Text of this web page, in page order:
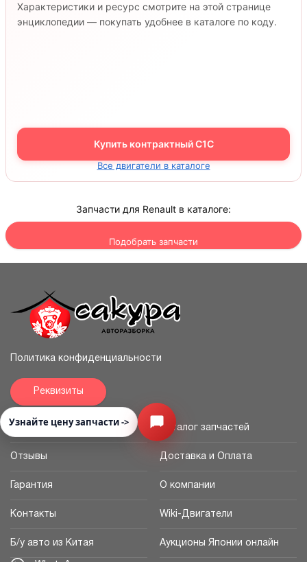
Характеристики и ресурс смотрите на этой странице
энциклопедии — покупать удобнее в каталоге по коду.
Купить контрактный C1C
Все двигатели в каталоге
Запчасти для Renault в каталоге:
Подобрать запчасти
Узнайте цену запчасти -> Открыть меню
Политика конфиденциальности
Реквизиты
Главная Каталог запчастей
Отзывы Доставка и Оплата
Гарантия О компании
Контакты Wiki-Двигатели
Б/у авто из Китая Аукционы Японии онлайн